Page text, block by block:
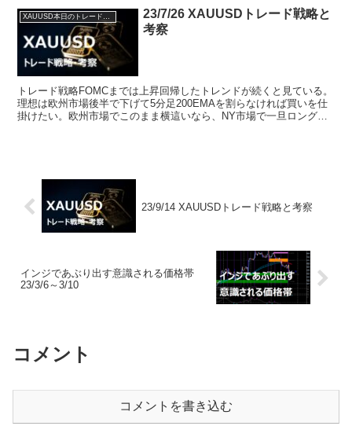
23/7/26 XAUUSDトレード戦略と
考察
トレード戦略FOMCまでは上昇回帰したトレンドが続くと見ている。
理想は欧州市場後半で下げて5分足200EMAを割らなければ買いを仕
掛けたい。欧州市場でこのまま横這いなら、NY市場で一旦ロングカ
23/9/14 XAUUSDトレード戦略と考察
インジであぶり出す意識される価格帯
23/3/6～3/10
コメント
コメントを書き込む